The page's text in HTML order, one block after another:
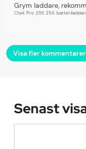
Grym laddare,
Ctek Pro 25S 25A
Visa fler
Senast